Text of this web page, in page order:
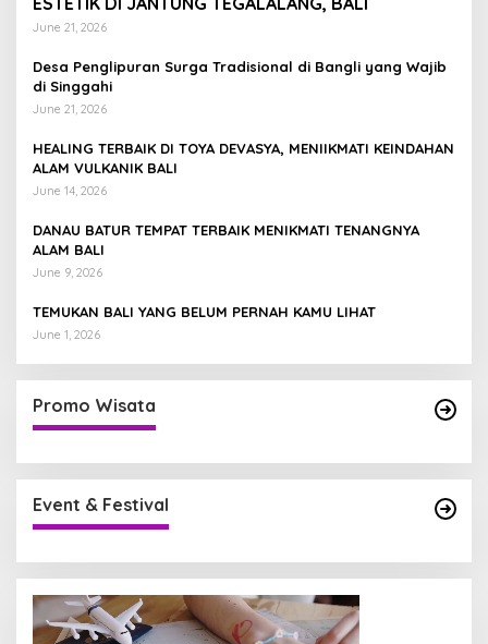
June 21, 2026
Desa Penglipuran Surga Tradisional di Bangli yang Wajib
di Singgahi
June 21, 2026
HEALING TERBAIK DI TOYA DEVASYA, MENIIKMATI KEINDAHAN
ALAM VULKANIK BALI
June 14, 2026
DANAU BATUR TEMPAT TERBAIK MENIKMATI TENANGNYA
ALAM BALI
June 9, 2026
TEMUKAN BALI YANG BELUM PERNAH KAMU LIHAT
June 1, 2026
Promo Wisata
Event & Festival